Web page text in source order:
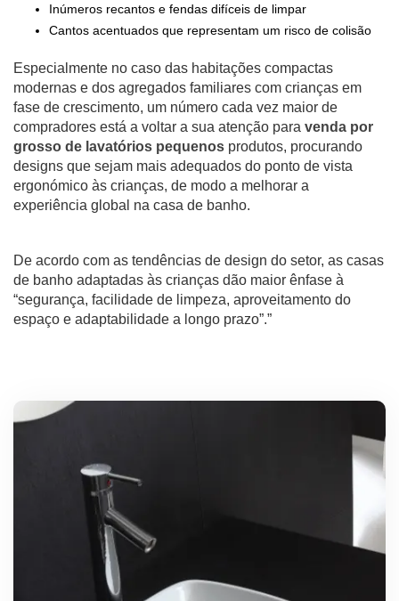
Inúmeros recantos e fendas difíceis de limpar
Cantos acentuados que representam um risco de colisão
Especialmente no caso das habitações compactas
modernas e dos agregados familiares com crianças em
fase de crescimento, um número cada vez maior de
compradores está a voltar a sua atenção para venda por
grosso de lavatórios pequenos produtos, procurando
designs que sejam mais adequados do ponto de vista
ergonómico às crianças, de modo a melhorar a
experiência global na casa de banho.
De acordo com as tendências de design do setor, as casas
de banho adaptadas às crianças dão maior ênfase à
“segurança, facilidade de limpeza, aproveitamento do
espaço e adaptabilidade a longo prazo”.”